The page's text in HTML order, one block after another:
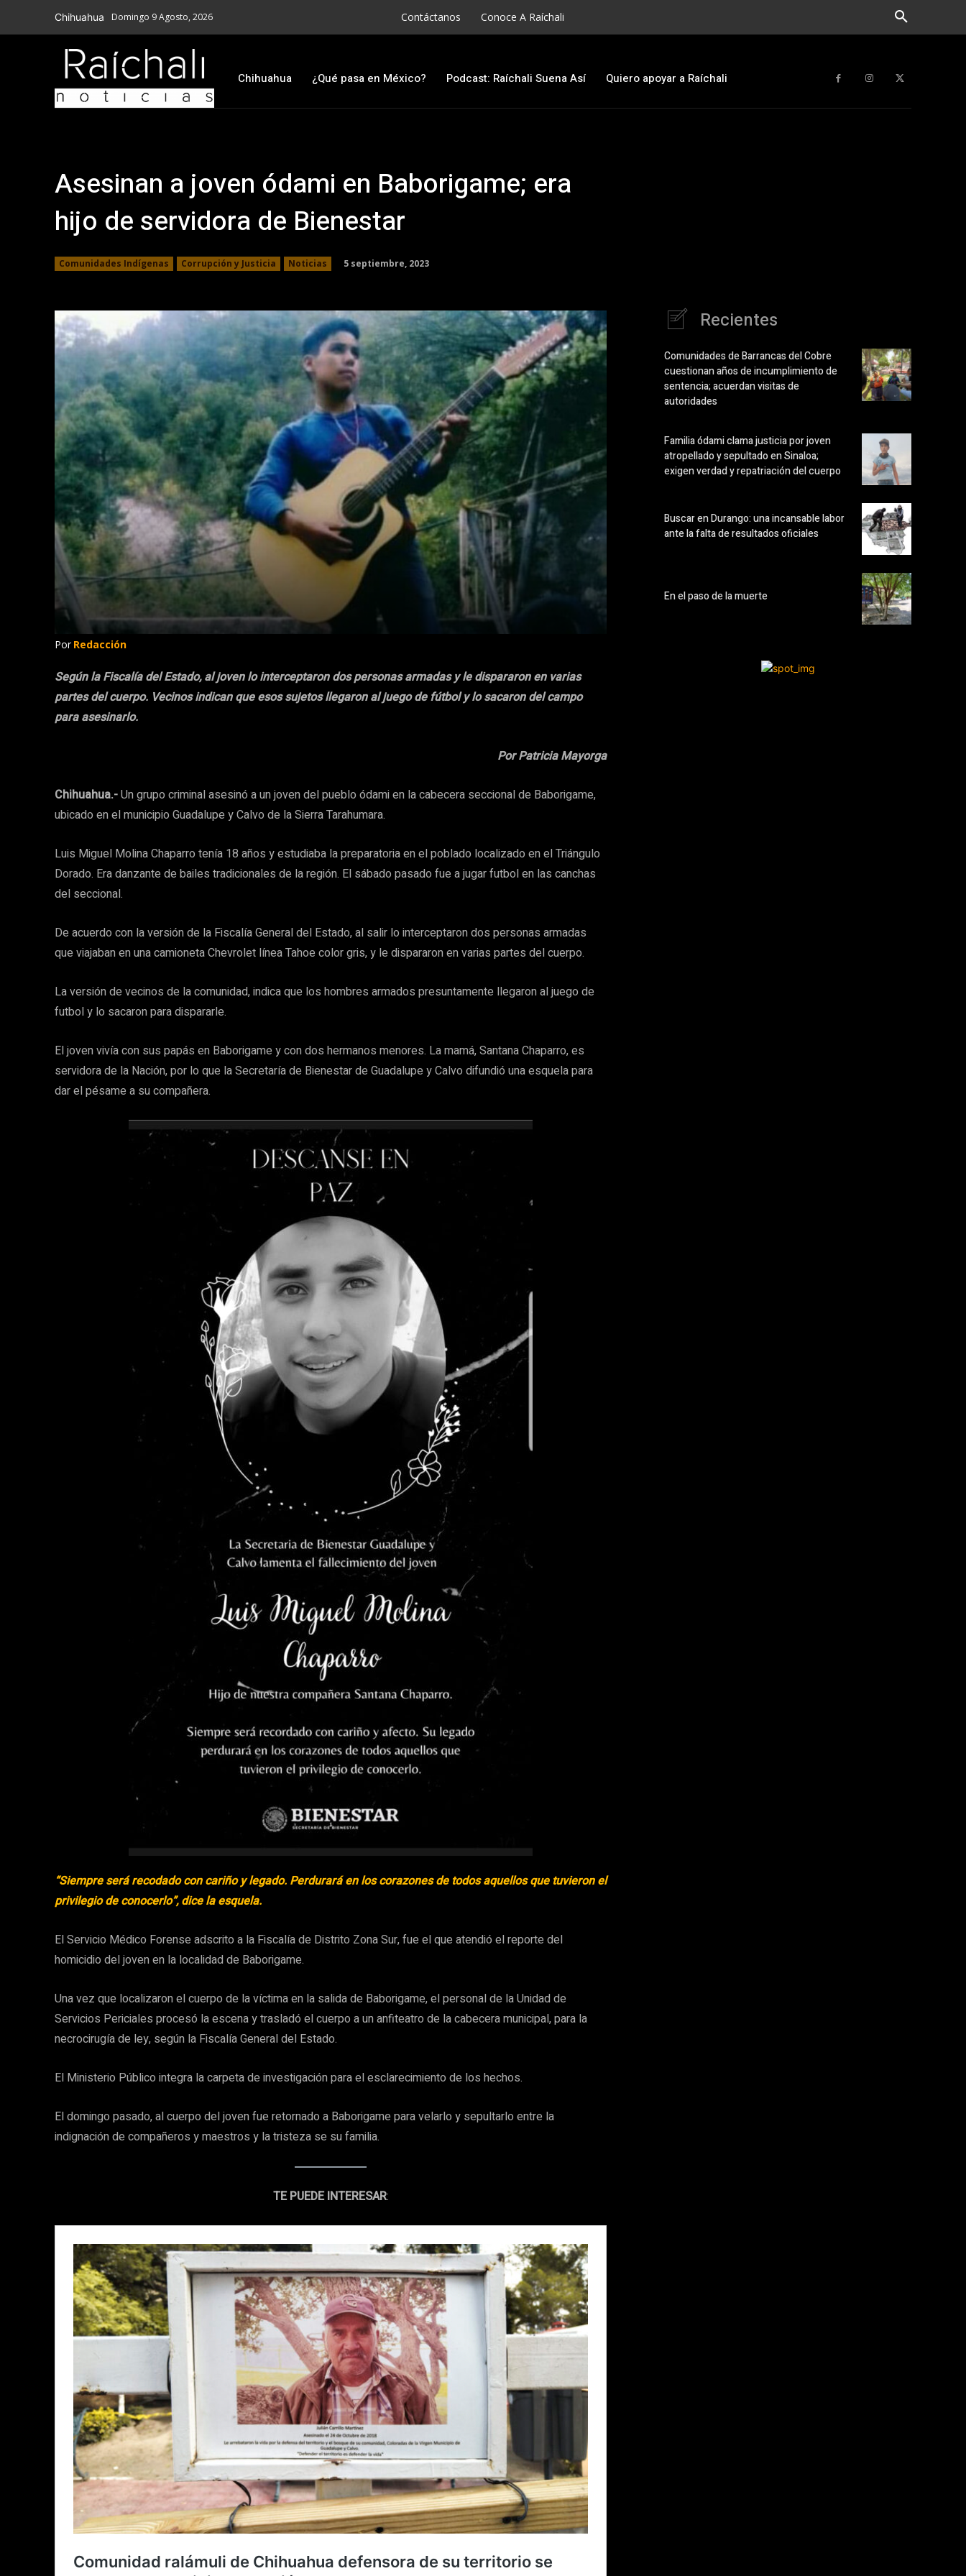
Chihuahua Domingo 9 Agosto, 2026 Contáctanos Conoce A Raíchali
Chihuahua ¿Qué pasa en México? Podcast: Raíchali Suena Así Quiero apoyar a Raíchali
Asesinan a joven ódami en Baborigame; era
hijo de servidora de Bienestar
Comunidades Indígenas Corrupción y Justicia Noticias 5 septiembre, 2023
Por Redacción
Según la Fiscalía del Estado, al joven lo interceptaron dos personas armadas y le dispararon en varias
partes del cuerpo. Vecinos indican que esos sujetos llegaron al juego de fútbol y lo sacaron del campo
para asesinarlo.
Por Patricia Mayorga
Chihuahua.-Un grupo criminal asesinó a un joven del pueblo ódami en la cabecera seccional de Baborigame,
ubicado en el municipio Guadalupe y Calvo de la Sierra Tarahumara.
Luis Miguel Molina Chaparro tenía 18 años y estudiaba la preparatoria en el poblado localizado en el Triángulo
Dorado. Era danzante de bailes tradicionales de la región. El sábado pasado fue a jugar futbol en las canchas
del seccional.
De acuerdo con la versión de la Fiscalía General del Estado, al salir lo interceptaron dos personas armadas
que viajaban en una camioneta Chevrolet línea Tahoe color gris, y le dispararon en varias partes del cuerpo.
La versión de vecinos de la comunidad, indica que los hombres armados presuntamente llegaron al juego de
futbol y lo sacaron para dispararle.
El joven vivía con sus papás en Baborigame y con dos hermanos menores. La mamá, Santana Chaparro, es
servidora de la Nación, por lo que la Secretaría de Bienestar de Guadalupe y Calvo difundió una esquela para
dar el pésame a su compañera.
“Siempre será recodado con cariño y legado. Perdurará en los corazones de todos aquellos que tuvieron el
privilegio de conocerlo”, dice la esquela.
El Servicio Médico Forense adscrito a la Fiscalía de Distrito Zona Sur, fue el que atendió el reporte del
homicidio del joven en la localidad de Baborigame.
Una vez que localizaron el cuerpo de la víctima en la salida de Baborigame, el personal de la Unidad de
Servicios Periciales procesó la escena y trasladó el cuerpo a un anfiteatro de la cabecera municipal, para la
necrocirugía de ley, según la Fiscalía General del Estado.
El Ministerio Público integra la carpeta de investigación para el esclarecimiento de los hechos.
El domingo pasado, al cuerpo del joven fue retornado a Baborigame para velarlo y sepultarlo entre la
indignación de compañeros y maestros y la tristeza se su familia.
TE PUEDE INTERESAR:
Recientes
Comunidades de Barrancas del Cobre
cuestionan años de incumplimiento de
sentencia; acuerdan visitas de
autoridades
Familia ódami clama justicia por joven
atropellado y sepultado en Sinaloa;
exigen verdad y repatriación del cuerpo
Buscar en Durango: una incansable labor
ante la falta de resultados oficiales
En el paso de la muerte